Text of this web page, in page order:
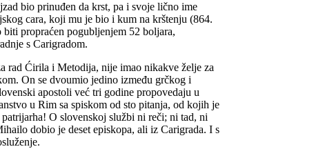
bio prinuđen da krst, pa i svoje lično ime
cara, koji mu je bio i kum na krštenju (864.
propraćen pogubljenjem 52 boljara,
s Carigradom.
rad Ćirila i Metodija, nije imao nikakve želje za
On se dvoumio jedino između grčkog i
apostoli već tri godine propovedaju u
u Rim sa spiskom od sto pitanja, od kojih je
O slovenskoj službi ni reči; ni tad, ni
dobio je deset episkopa, ali iz Carigrada. I s